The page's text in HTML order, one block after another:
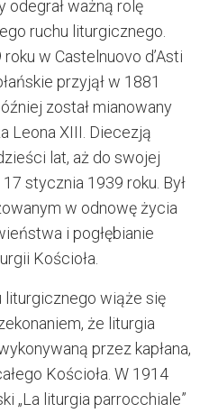
odegrał ważną rolę
ruchu liturgicznego.
w Castelnuovo d’Asti
przyjął w 1881
został mianowany
Leona XIII . Diecezją
lat, aż do swojej
stycznia 1939 roku. Był
w odnowę życia
i pogłębianie
Kościoła.
liturgicznego wiąże się
że liturgia
przez kapłana,
Kościoła. W 1914
„La liturgia parrocchiale”